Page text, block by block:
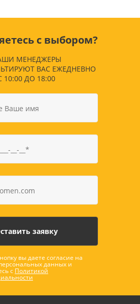
с выбором?
МЕНЕДЖЕРЫ
ВАС ЕЖЕДНЕВНО
10:00 ДО 18:00
вы даете согласие на
данных и
с Политикой